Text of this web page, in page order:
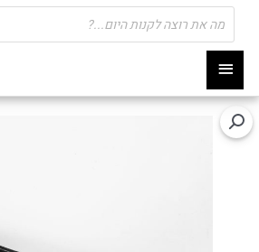
תפריט
ראשי
Products
search